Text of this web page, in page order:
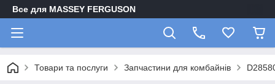
Все для MASSEY FERGUSON
Товари та послуги Запчастини для комбайнів